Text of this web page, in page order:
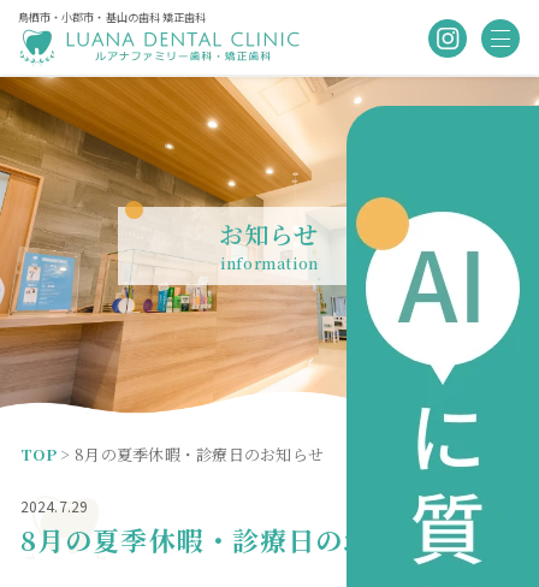
鳥栖市・小郡市・基山の歯科 矯正歯科
お知らせ
information
TOP > 8月の夏季休暇・診療日のお知らせ
2024.7.29
8月の夏季休暇・診療日のお知らせ
お知らせ